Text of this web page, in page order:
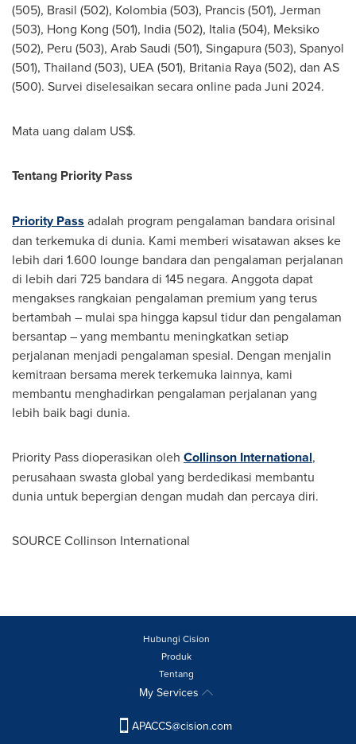
(505), Brasil (502), Kolombia (503), Prancis (501), Jerman
(503), Hong Kong (501), India(502), Italia (504), Meksiko
(502), Peru (503), Arab Saudi (501), Singapura (503), Spanyol
(501), Thailand (503), UEA (501), Britania Raya(502), dan AS
(500). Survei diselesaikan secara online pada Juni 2024.
Mata uang dalam US$.
Tentang Priority Pass
Priority Pass adalah program pengalaman bandara orisinal
dan terkemuka di dunia. Kami memberi wisatawan akses ke
lebih dari 1.600 lounge bandara dan pengalaman perjalanan
di lebih dari 725 bandara di 145 negara. Anggota dapat
mengakses rangkaian pengalaman premium yang terus
bertambah – mulai spa hingga kapsul tidur dan pengalaman
bersantap – yang membantu meningkatkan setiap
perjalanan menjadi pengalaman spesial. Dengan menjalin
kemitraan bersama merek terkemuka lainnya, kami
membantu menghadirkan pengalaman perjalanan yang
lebih baik bagi dunia.
Priority Pass dioperasikan oleh Collinson International,
perusahaan swasta global yang berdedikasi membantu
dunia untuk bepergian dengan mudah dan percaya diri.
SOURCE Collinson International
Hubungi Cision
Produk
Tentang
My Services
APACCS@cision.com